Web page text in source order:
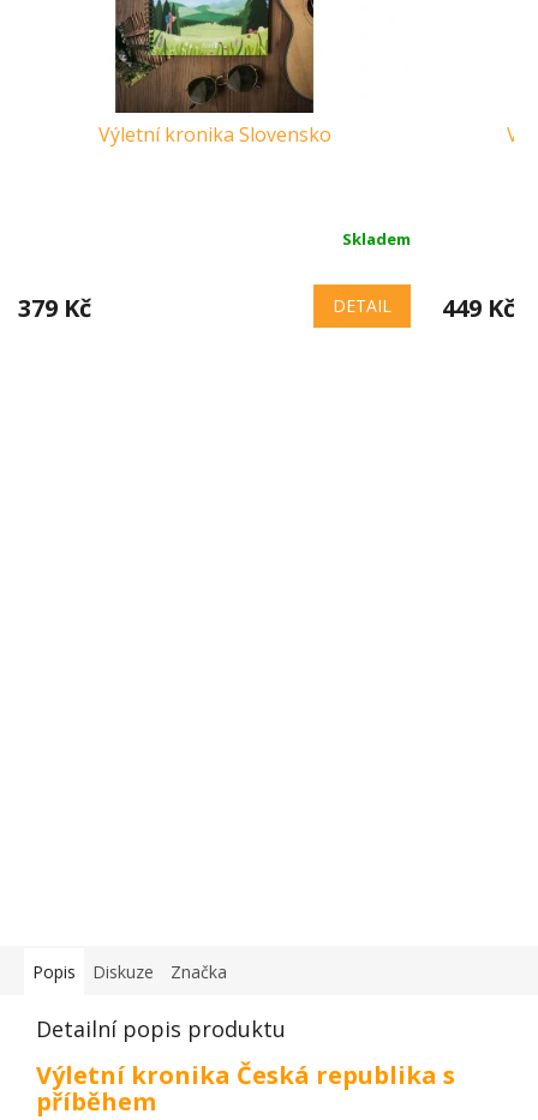
Výletní kronika Slovensko
Skladem
379 Kč DETAIL 449 Kč
Popis Diskuze Značka
Detailní popis produktu
Výletní kronika Česká republika s
příběhem